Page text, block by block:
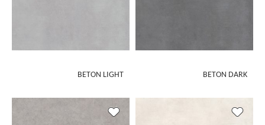
BETON DARK
BETON LIGHT